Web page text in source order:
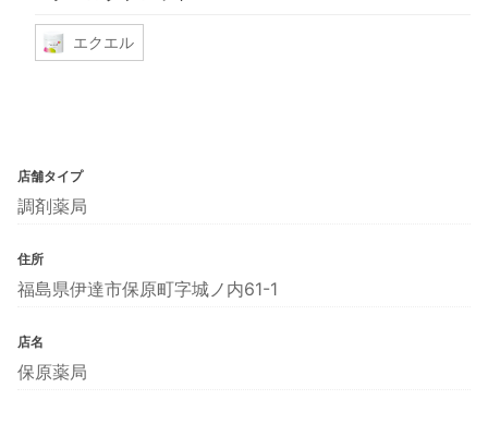
エクエル
店舗タイプ
調剤薬局
住所
福島県伊達市保原町字城ノ内61-1
店名
保原薬局